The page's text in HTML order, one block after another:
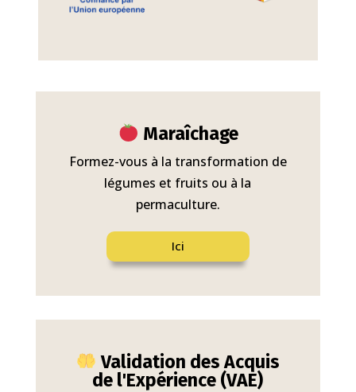
Maraîchage
Formez-vous à la transformation de
légumes et fruits ou à la
permaculture.
Ici
Validation des Acquis
de l'Expérience (VAE)